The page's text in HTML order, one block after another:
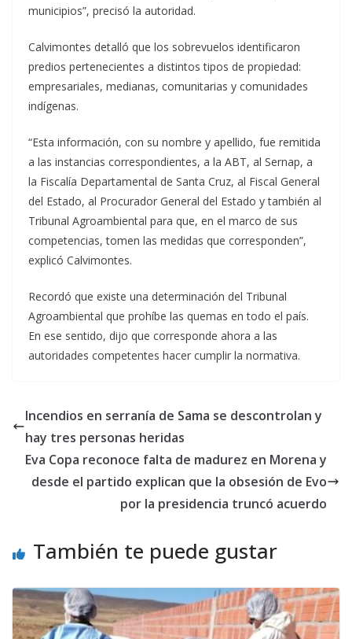
municipios”, precisó la autoridad.
Calvimontes detalló que los sobrevuelos identificaron
predios pertenecientes a distintos tipos de propiedad:
empresariales, medianas, comunitarias y comunidades
indígenas.
“Esta información, con su nombre y apellido, fue remitida
a las instancias correspondientes, a la ABT, al Sernap, a
la Fiscalía Departamental de Santa Cruz, al Fiscal General
del Estado, al Procurador General del Estado y también al
Tribunal Agroambiental para que, en el marco de sus
competencias, tomen las medidas que corresponden”,
explicó Calvimontes.
Recordó que existe una determinación del Tribunal
Agroambiental que prohíbe las quemas en todo el país.
En ese sentido, dijo que corresponde ahora a las
autoridades competentes hacer cumplir la normativa.
Incendios en serranía de Sama se descontrolan y
hay tres personas heridas
Eva Copa reconoce falta de madurez en Morena y
desde el partido explican que la obsesión de Evo
por la presidencia truncó acuerdo
También te puede gustar